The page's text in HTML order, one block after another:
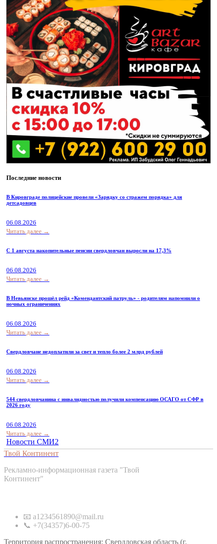
Последние новости
В Кировграде полицейские провели «Зарядку со стражем порядка» для
детсадовцев
06.08.2026
Читать далее →
С 1 августа накопительные пенсии свердловчан выросли на 17,3%
06.08.2026
Читать далее →
В Невьянске прошёл рейд «Комендантский патруль» - родителям напомнили о
ночных ограничениях
06.08.2026
Читать далее →
Свердловчане недоплатили за свет и тепло более 2 млрд рублей
06.08.2026
Читать далее →
544 свердловчанина с инвалидностью получили компенсацию ОСАГО от СФР в
2026 году
06.08.2026
Читать далее →
Новости СМИ2
Твой Континент
Рекламно-информационная газета "Твой
Континент"
📧 a1234561890@mail.ru
📞 +7(34357)6-00-75
Территория распространения: Свердловская область (г.